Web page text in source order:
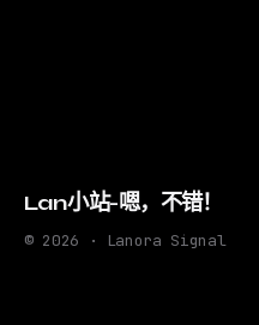
Lan小站-嗯，不错！
© 2026 · Lanora Signal